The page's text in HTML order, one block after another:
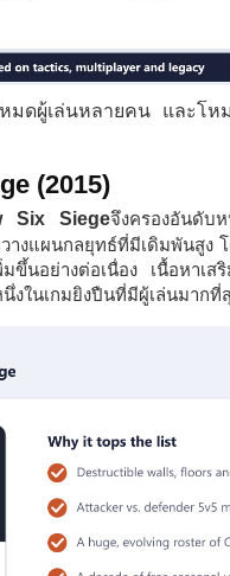
ดผู้เล่นหลายคน และโห
(2015)
Six Siegeจึงครองอันดับ
างแผนกลยุทธ์ที่มีเดิมพันสูง
ขึ้นอย่างต่อเนื่อง เนื้อหาเ
งในเกมยิงปืนที่มีผู้เล่นมาก